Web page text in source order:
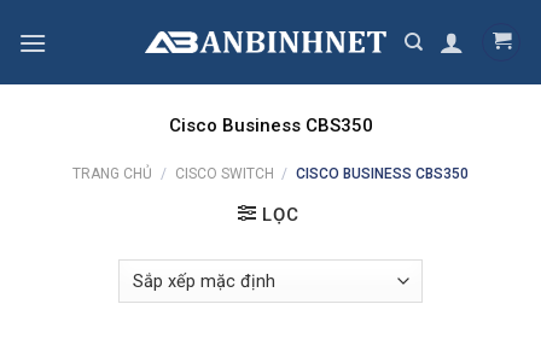
Cisco Business CBS350
TRANG CHỦ / CISCO SWITCH / CISCO BUSINESS CBS350
LỌC